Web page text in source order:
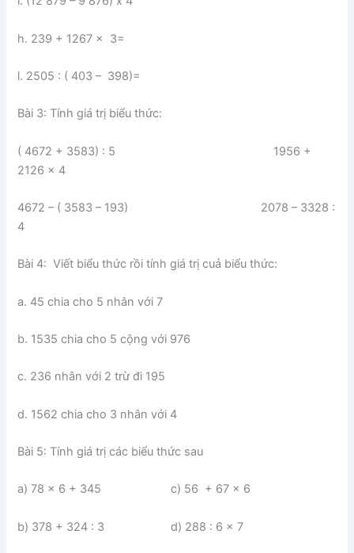
h. 239 + 1267 x 3=
l. 2505 : ( 403 – 398)=
Bài 3: Tính giá trị biểu thức:
( 4672 + 3583) : 5 1956 +
2126 x 4
4672 – ( 3583 – 193) 2078 – 3328 :
4
Bài 4: Viết biểu thức rồi tính giá trị cuả biểu thức:
a. 45 chia cho 5 nhân với 7
b. 1535 chia cho 5 cộng với 976
c. 236 nhân với 2 trừ đi 195
d. 1562 chia cho 3 nhân với 4
Bài 5: Tính giá trị các biểu thức sau
a) 78 x 6 + 345 c) 56 + 67 x 6
b) 378 + 324 : 3 d) 288 : 6 x 7